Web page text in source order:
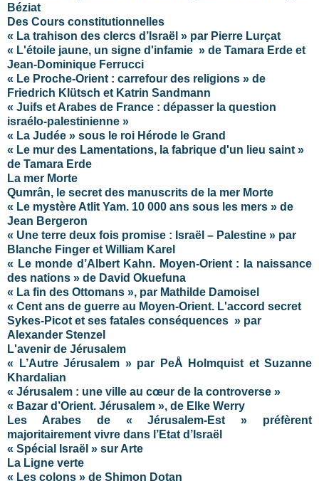
Béziat
Des Cours constitutionnelles
« La trahison des clercs d’Israël » par Pierre Lurçat
« L'étoile jaune, un signe d'infamie » de Tamara Erde et
Jean-Dominique Ferrucci
« Le Proche-Orient : carrefour des religions » de
Friedrich Klütsch et Katrin Sandmann
« Juifs et Arabes de France : dépasser la question
israélo-palestinienne »
« La Judée » sous le roi Hérode le Grand
« Le mur des Lamentations, la fabrique d'un lieu saint »
de Tamara Erde
La mer Morte
Qumrân, le secret des manuscrits de la mer Morte
« Le mystère Atlit Yam. 10 000 ans sous les mers » de
Jean Bergeron
« Une terre deux fois promise : Israël – Palestine » par
Blanche Finger et William Karel
« Le monde d’Albert Kahn. Moyen-Orient : la naissance
des nations » de David Okuefuna
« La fin des Ottomans », par Mathilde Damoisel
« Cent ans de guerre au Moyen-Orient. L'accord secret
Sykes-Picot et ses fatales conséquences » par
Alexander Stenzel
L'avenir de Jérusalem
« L’Autre Jérusalem » par PeÅ Holmquist et Suzanne
Khardalian
« Jérusalem : une ville au cœur de la controverse »
« Bazar d’Orient. Jérusalem », de Elke Werry
Les Arabes de « Jérusalem-Est » préfèrent
majoritairement vivre dans l’Etat d’Israël
« Spécial Israël » sur Arte
La Ligne verte
« Les colons » de Shimon Dotan